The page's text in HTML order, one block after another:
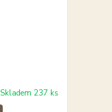
Skladem 237 ks